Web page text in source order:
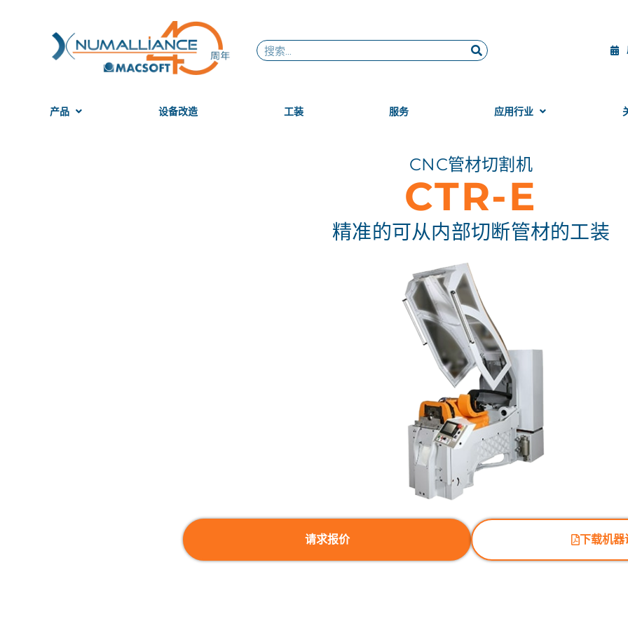
Search
产品 设备改造 工装 服务 应用行业
CNC管材切割机
CTR-E
精准的可从内部切断管材的工装
请求报价 下载机器